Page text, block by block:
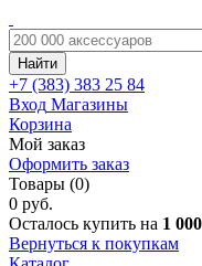
Найти
+7 (383) 383 25 84
Вход Магазины
Корзина
Мой заказ
Оформить заказ
Товары (0)
0 руб.
Осталось купить на 1
Вернуться к покупкам